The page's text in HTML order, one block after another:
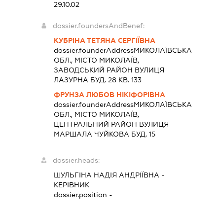
29.10.02
dossier.foundersAndBenef:
КУБРІНА ТЕТЯНА СЕРГІЇВНА
dossier.founderAddressМИКОЛАЇВСЬКА
ОБЛ., МІСТО МИКОЛАЇВ,
ЗАВОДСЬКИЙ РАЙОН ВУЛИЦЯ
ЛАЗУРНА БУД. 28 КВ. 133
ФРУНЗА ЛЮБОВ НІКІФОРІВНА
dossier.founderAddressМИКОЛАЇВСЬКА
ОБЛ., МІСТО МИКОЛАЇВ,
ЦЕНТРАЛЬНИЙ РАЙОН ВУЛИЦЯ
МАРШАЛА ЧУЙКОВА БУД. 15
dossier.heads:
ШУЛЬГІНА НАДІЯ АНДРІЇВНА -
КЕРІВНИК
dossier.position -